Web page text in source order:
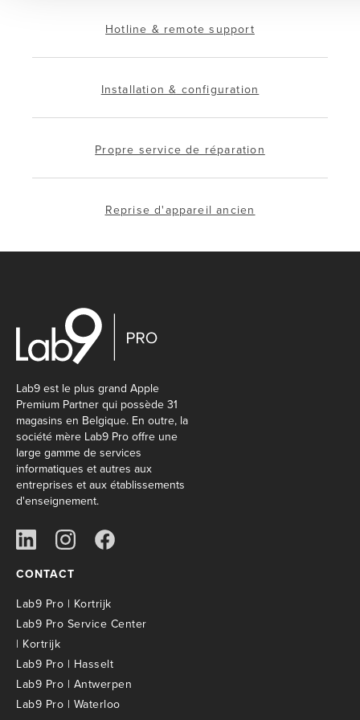
Hotline & remote support
Installation & configuration
Propre service de réparation
Reprise d'appareil ancien
Lab9 est le plus grand Apple
Premium Partner qui possède 31
magasins en Belgique. En outre, la
société mère Lab9 Pro offre une
large gamme de services
informatiques et autres aux
entreprises et aux établissements
d'enseignement.
CONTACT
Lab9 Pro | Kortrijk
Lab9 Pro Service Center
| Kortrijk
Lab9 Pro | Hasselt
Lab9 Pro | Antwerpen
Lab9 Pro | Waterloo